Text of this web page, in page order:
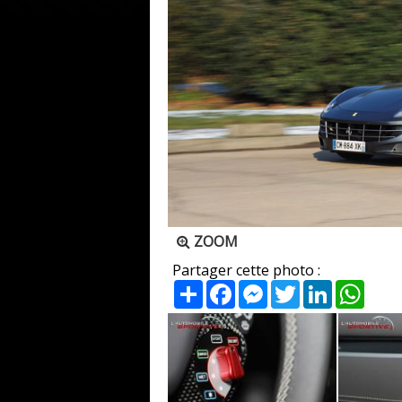
ZOOM
Partager cette photo :
PartagerFacebookMessenger
TwitterLinkedIn